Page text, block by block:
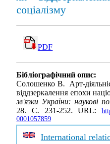
соціалізму
PDF
Бібліографічний опис:
Солошенко В. Арт-
віддзеркалення епохи
зв'язки України: наукові
28. С. 231-252. URL:
0001057859
International